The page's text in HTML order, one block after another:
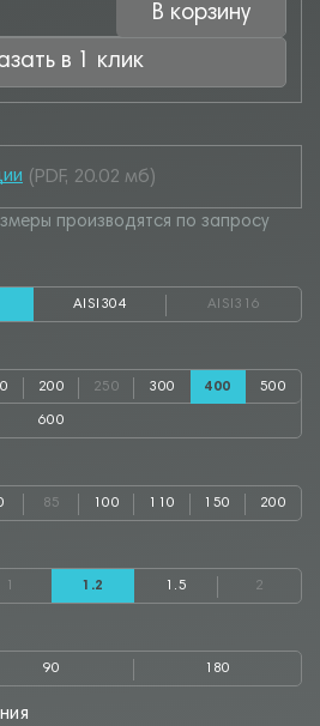
В корзину
Заказать в 1 клик
(PDF, 20.02 мб)
производятся по запросу
AISI304 AISI316
200 250 300 400 500
600
85 100 110 150 200
1.2 1.5 2
90 180